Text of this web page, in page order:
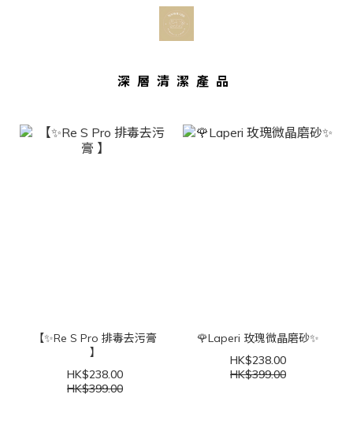
深層清潔產品
【✨Re S Pro 排毒去污膏
】
HK$238.00
HK$399.00
🌹Laperi 玫瑰微晶磨砂✨
HK$238.00
HK$399.00